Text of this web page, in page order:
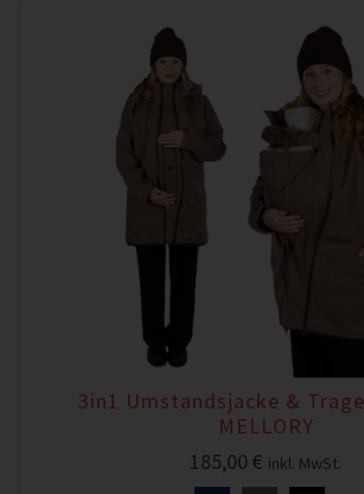
3in1 Umstandsjacke &
MELLORY
185,00 € inkl. MwSt.